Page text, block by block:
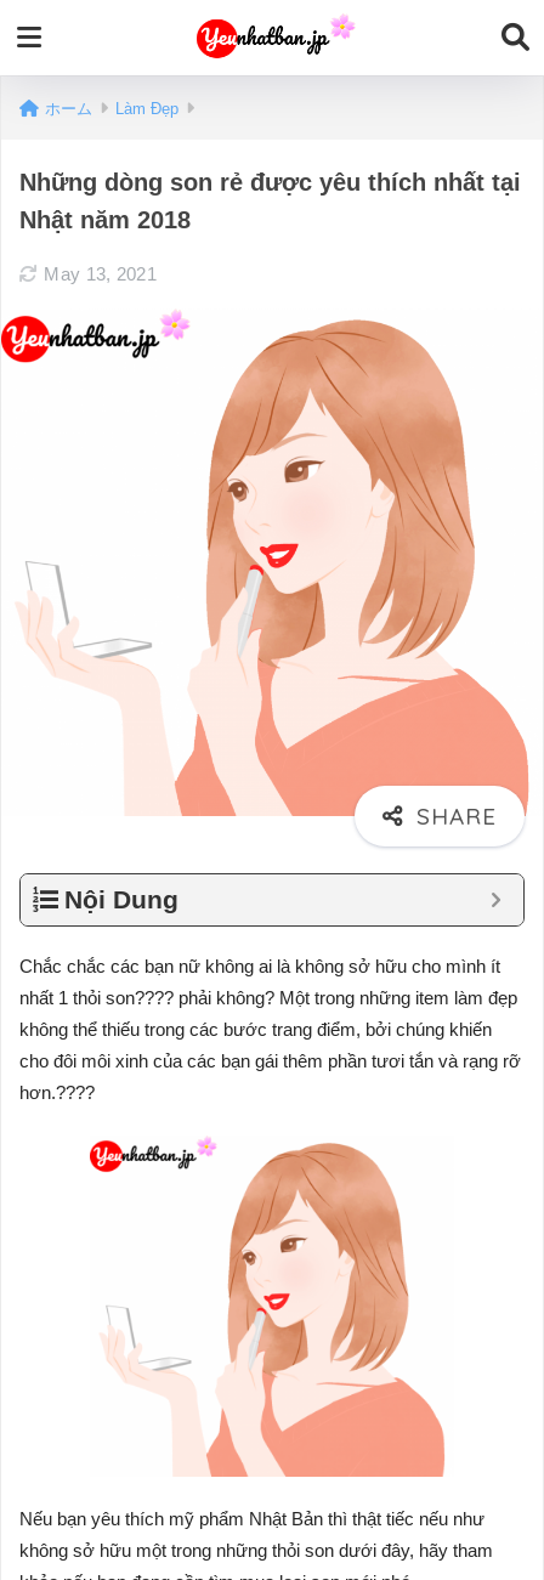
ホーム Làm Đẹp
Những dòng son rẻ được yêu thích nhất tại
Nhật năm 2018
May 13, 2021
Nội Dung
Chắc chắc các bạn nữ không ai là không sở hữu cho mình ít
nhất 1 thỏi son???? phải không? Một trong những item làm đẹp
không thể thiếu trong các bước trang điểm, bởi chúng khiến
cho đôi môi xinh của các bạn gái thêm phần tươi tắn và rạng rỡ
hơn.????
Nếu bạn yêu thích mỹ phẩm Nhật Bản thì thật tiếc nếu như
không sở hữu một trong những thỏi son dưới đây, hãy tham